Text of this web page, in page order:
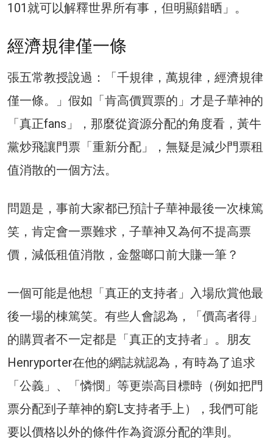
101就可以解釋世界所有事，但明顯錯晒」。
經濟規律僅一條
張五常教授說過：「千規律，萬規律，經濟規律
僅一條。」假如「肯高價買票的」才是子華神的
「真正fans」，那麼從資源分配的角度看，黃牛
黨炒飛讓門票「重新分配」，無疑是減少門票租
值消散的一個方法。
問題是，事前大家都已預計子華神最後一次棟篤
笑，肯定會一票難求，子華神又為何不提高票
價，減低租值消散，金盤啷口前大賺一筆？
一個可能是他想「真正的支持者」入場欣賞他最
後一場的棟篤笑。有些人會認為，「價高者得」
的購買者不一定都是「真正的支持者」。朋友
Henryporter在他的網誌就認為，有時為了追求
「公義」、「憐憫」等更崇高目標時（例如把門
票分配到子華神的窮L支持者手上），我們可能
要以價格以外的條件作為資源分配的準則。